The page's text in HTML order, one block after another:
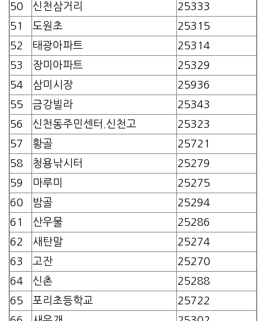
50
신천삼거리
25333
51
도원초
25315
52
태광아파트
25314
53
장미아파트
25329
54
삼미시장
25936
55
금강빌라
25343
56
신천동주민센터.신천고
25323
57
황골
25721
58
청용낚시터
25279
59
마루미
25275
60
밤골
25294
61
산우물
25286
62
새탄말
25274
63
고잔
25270
64
신촌
25288
65
포리초등학교
25722